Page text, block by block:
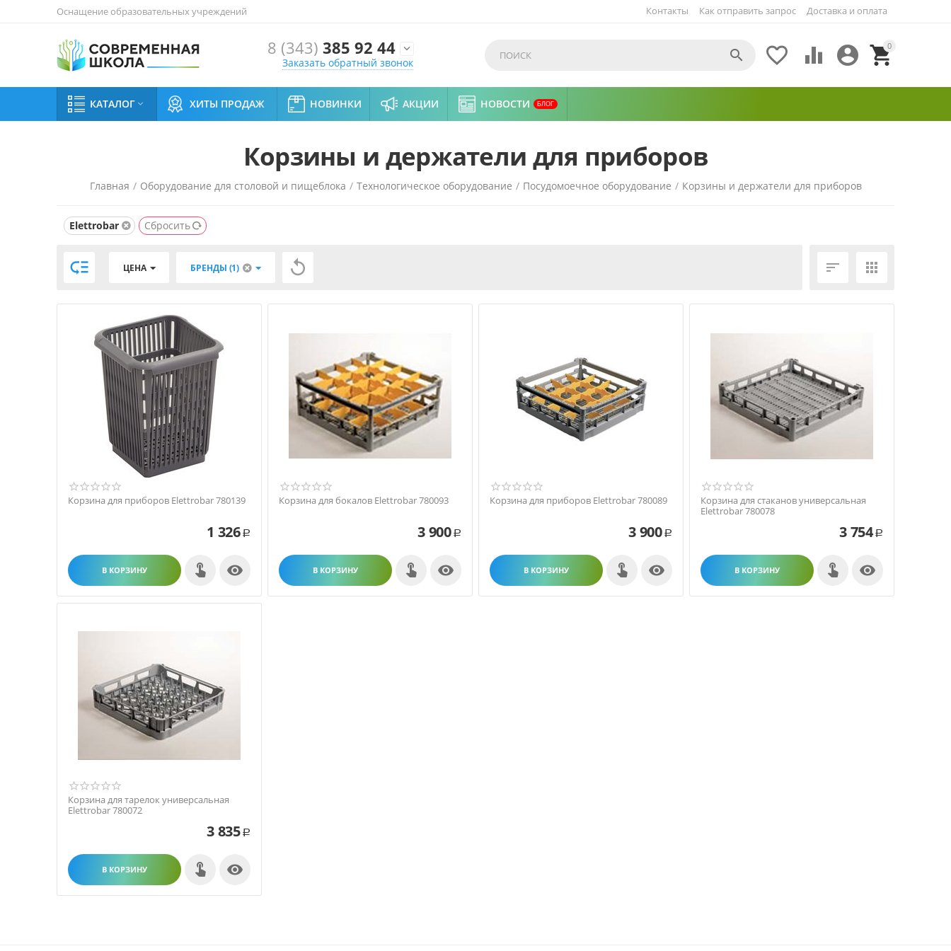
Оснащение образовательных учреждений Как отправить запрос Доставка и оплата
Контакты
8 (343) 385 92 44 
Заказать обратный звонок
0


 

КАТАЛОГ  ХИТЫ ПРОДАЖ НОВИНКИ АКЦИИ НОВОСТИ БЛОГ
Корзины и держатели для приборов
Главная / Оборудование для столовой и пищеблока / Технологическое оборудование / Посудомоечное оборудование / Корзины и держатели для приборов
Elettrobar Сбросить
 ЦЕНА БРЕНДЫ (1)   
Корзина для приборов Elettrobar 780139
1 326 Р
В КОРЗИНУ 
Корзина для бокалов Elettrobar 780093
3 900 Р
В КОРЗИНУ 
Корзина для приборов Elettrobar 780089
3 900 Р
В КОРЗИНУ 
Корзина для стаканов универсальная
Elettrobar 780078
3 754 Р
В КОРЗИНУ 
Корзина для тарелок универсальная
Elettrobar 780072
3 835 Р
В КОРЗИНУ 